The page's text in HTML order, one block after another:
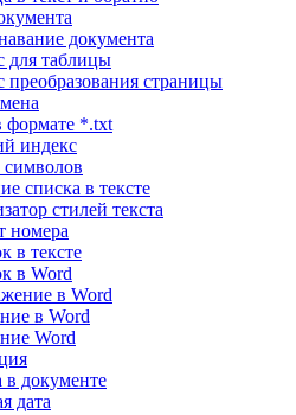
документа
для таблицы
страницы
формате *.txt
индекс
списка в тексте
стилей текста
номера
в тексте
в Word
в Word
в Word
Word
документе
дата